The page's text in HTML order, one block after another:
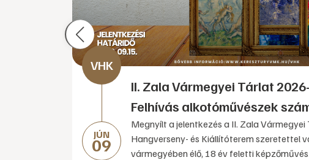
JÚN
09
II. Zala Vármegyei Tárlat
Felhívás alkotóművészek
Megnyílt a jelentkezés a II. Zala
Hangverseny- és Kiállítóterem szeretettel
vármegyében élő, 18 év feletti